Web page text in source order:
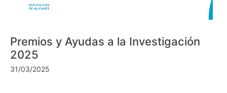
Premios y Ayudas a la Investigación
2025
31/03/2025